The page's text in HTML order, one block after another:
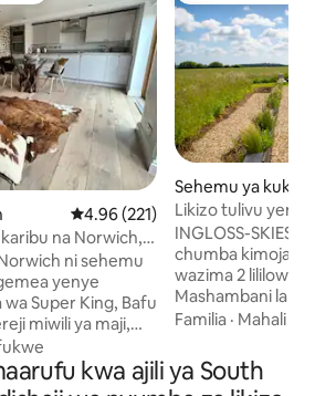
Ukadiriaji wa wastani wa 4.96
4.96 (221)
na Norwich,
ni sehemu
yenye
Super King, Bafu
miwili ya maji,
na lake na ua ulio
maridadi ya
Chakula cha Jioni
Sehemu ya
olk
Likizo tulivu
wa vijijini
INGLOSS-SKIES
chumba kimoja
wazima 2
Mashambani la
mwonekano wa
sehemu ya
ya Kifaransa
Familia · Mahali
kwa ajili ya South